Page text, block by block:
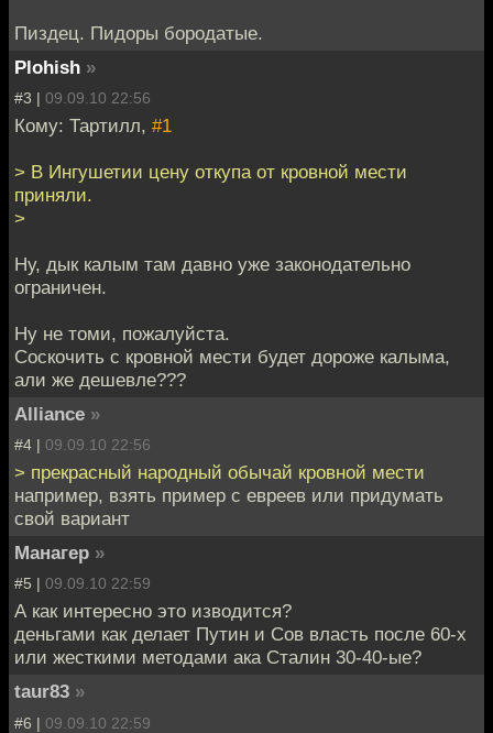
Пиздец. Пидоры бородатые.
Plohish »
#3 | 09.09.10 22:56
Кому: Тартилл, #1
> В Ингушетии цену откупа от кровной мести
приняли.
>
Ну, дык калым там давно уже законодательно
ограничен.
Ну не томи, пожалуйста.
Соскочить с кровной мести будет дороже калыма,
али же дешевле???
Alliance »
#4 | 09.09.10 22:56
> прекрасный народный обычай кровной мести
например, взять пример с евреев или придумать
свой вариант
Манагер »
#5 | 09.09.10 22:59
А как интересно это изводится?
деньгами как делает Путин и Сов власть после 60-х
или жесткими методами ака Сталин 30-40-ые?
taur83 »
#6 | 09.09.10 22:59